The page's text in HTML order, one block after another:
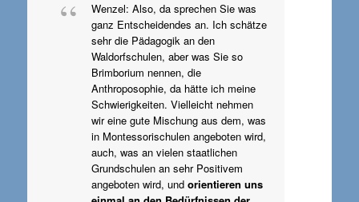
Wenzel: Also, da sprechen Sie was
ganz Entscheidendes an. Ich schätze
sehr die Pädagogik an den
Waldorfschulen, aber was Sie so
Brimborium nennen, die
Anthroposophie, da hätte ich meine
Schwierigkeiten. Vielleicht nehmen
wir eine gute Mischung aus dem, was
in Montessorischulen angeboten wird,
auch, was an vielen staatlichen
Grundschulen an sehr Positivem
angeboten wird, und orientieren uns